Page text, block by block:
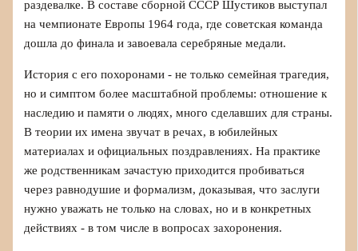
раздевалке. В составе сборной СССР Шустиков выступал
на чемпионате Европы 1964 года, где советская команда
дошла до финала и завоевала серебряные медали.
История с его похоронами - не только семейная трагедия,
но и симптом более масштабной проблемы: отношение к
наследию и памяти о людях, много сделавших для страны.
В теории их имена звучат в речах, в юбилейных
материалах и официальных поздравлениях. На практике
же родственникам зачастую приходится пробиваться
через равнодушие и формализм, доказывая, что заслуги
нужно уважать не только на словах, но и в конкретных
действиях - в том числе в вопросах захоронения.